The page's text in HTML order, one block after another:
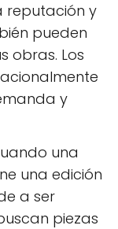
reputación y
pueden
obras. Los
y
una
una edición
a ser
piezas